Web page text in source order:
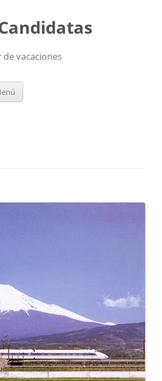
de vacaciones